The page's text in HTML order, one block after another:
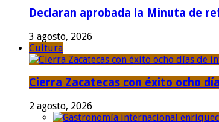
Declaran aprobada la Minuta de
3 agosto, 2026
Cultura
Cierra Zacatecas con éxito ocho
2 agosto, 2026